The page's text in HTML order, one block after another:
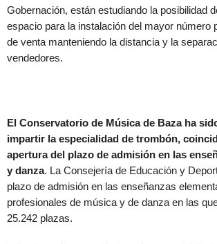
Gobernación, están estudiando la posibilidad
espacio para la instalación del mayor número
de venta manteniendo la distancia y la
vendedores.
El Conservatorio de Música de Baza ha
impartir la especialidad de trombón,
apertura del plazo de admisión en las
y danza. La Consejería de Educación y
plazo de admisión en las enseñanzas
profesionales de música y de danza en las
25.242 plazas.